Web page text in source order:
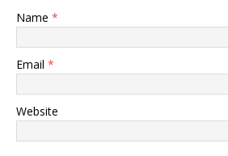
Name *
Email *
Website